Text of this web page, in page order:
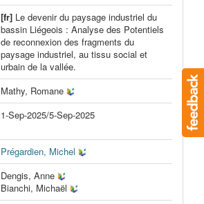
[fr] Le devenir du paysage industriel du
bassin Liégeois : Analyse des Potentiels
de reconnexion des fragments du
paysage industriel, au tissu social et
urbain de la vallée.
Mathy, Romane
1-Sep-2025/5-Sep-2025
Prégardien, Michel
Dengis, Anne
Bianchi, Michaël